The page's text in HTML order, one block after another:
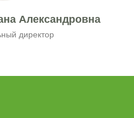
Александровна
директор